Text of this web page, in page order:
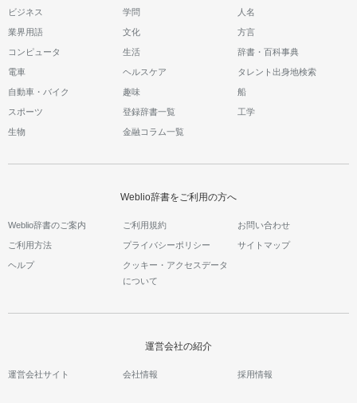
ビジネス 学問 人名
業界用語 文化 方言
コンピュータ 生活 辞書・百科事典
電車 ヘルスケア タレント出身地検索
自動車・バイク 趣味 船
スポーツ 登録辞書一覧 工学
生物 金融コラム一覧
Weblio辞書をご利用の方へ
Weblio辞書のご案内 ご利用規約 お問い合わせ
ご利用方法 プライバシーポリシー サイトマップ
ヘルプ
クッキー・アクセスデータ
について
運営会社の紹介
運営会社サイト 会社情報 採用情報